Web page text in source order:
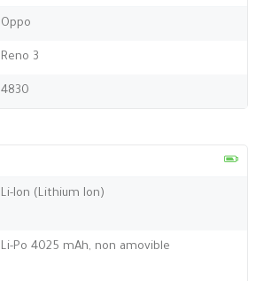
Oppo
Reno 3
4830
Li-Ion (Lithium Ion)
Li-Po 4025 mAh, non amovible